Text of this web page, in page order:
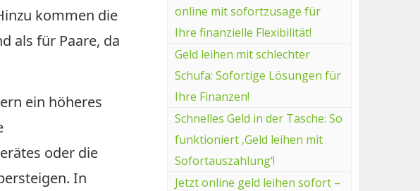
kommen die
als für Paare, da
ein höheres
oder die
In
online mit sofortzusage für
Ihre finanzielle Flexibilität!
Geld leihen mit schlechter
Schufa: Sofortige Lösungen für
Ihre Finanzen!
Schnelles Geld in der Tasche: So
funktioniert ‚Geld leihen mit
Sofortauszahlung‘!
Jetzt online geld leihen sofort –